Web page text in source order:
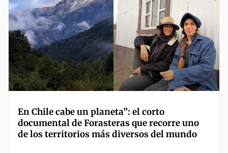
En Chile cabe un planeta”: el corto
documental de Forasteras que recorre uno
de los territorios más diversos del mundo